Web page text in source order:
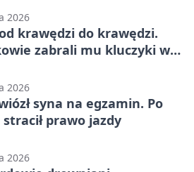
2026
od krawędzi do krawędzi.
zabrali mu kluczyki w
2026
syna na egzamin. Po
prawo jazdy
2026